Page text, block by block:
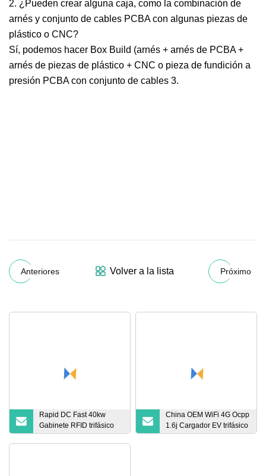
2. ¿Pueden crear alguna caja, como la combinación de
arnés y conjunto de cables PCBA con algunas piezas de
plástico o CNC?
Sí, podemos hacer Box Build (arnés + arnés de PCBA +
arnés de piezas de plástico + CNC o pieza de fundición a
presión PCBA con conjunto de cables 3.
Anteriores Volver a la lista Próximo
Rapid DC Fast 40kw
Gabinete RFID trifásico
Chademo CCS Ocpp Bus
China OEM WiFi 4G Ocpp
1.6j Cargador EV trifásico
22kw de pared